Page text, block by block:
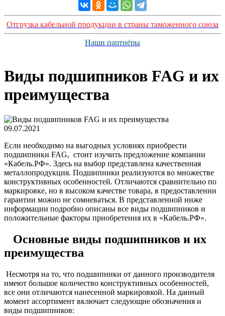
Отгрузка кабельной продукции в страны таможенного союза
Наши партнёры
Виды подшипников FAG и их
преимущества
09.07.2021
Если необходимо на выгодных условиях приобрести
подшипники FAG, стоит изучить предложение компании
«Кабель.РФ». Здесь на выбор представлена качественная
металлопродукция. Подшипники реализуются во множестве
конструктивных особенностей. Отличаются сравнительно по
маркировке, но в высоком качестве товара, в предоставлении
гарантии можно не сомневаться. В представленной ниже
информации подробно описаны все виды подшипников и
положительные факторы приобретения их в «Кабель.РФ».
Основные виды подшипников и их
преимущества
Несмотря на то, что подшипники от данного производителя
имеют большое количество конструктивных особенностей,
все они отличаются нанесенной маркировкой. На данный
момент ассортимент включает следующие обозначения и
виды подшипников: